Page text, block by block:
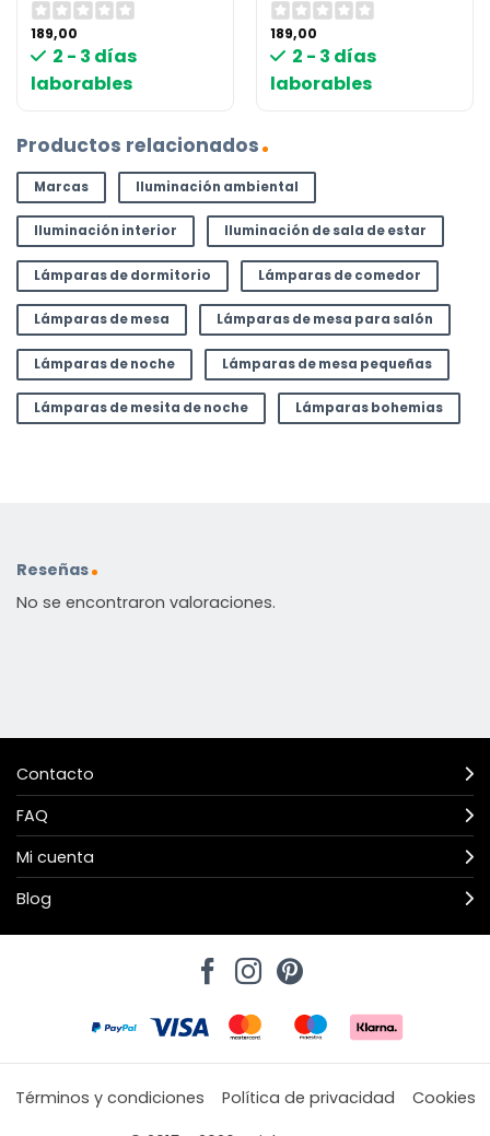
189,00
2 - 3 días
laborables
189,00
2 - 3 días
laborables
Productos relacionados
Marcas Iluminación ambiental
Iluminación interior Iluminación de sala de estar
Lámparas de dormitorio Lámparas de comedor
Lámparas de mesa Lámparas de mesa para salón
Lámparas de noche Lámparas de mesa pequeñas
Lámparas de mesita de noche Lámparas bohemias
Reseñas
No se encontraron valoraciones.
Contacto
FAQ
Mi cuenta
Blog
Términos y condiciones Política de privacidad
Cookies